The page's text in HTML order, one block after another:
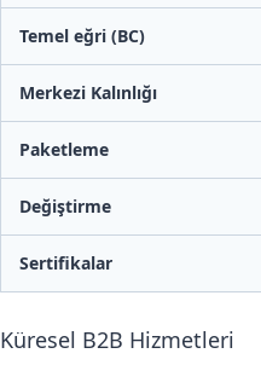
Temel eğri (BC)
Merkezi Kalınlığı
Paketleme
Değiştirme
Sertifikalar
Küresel B2B Hizmetleri